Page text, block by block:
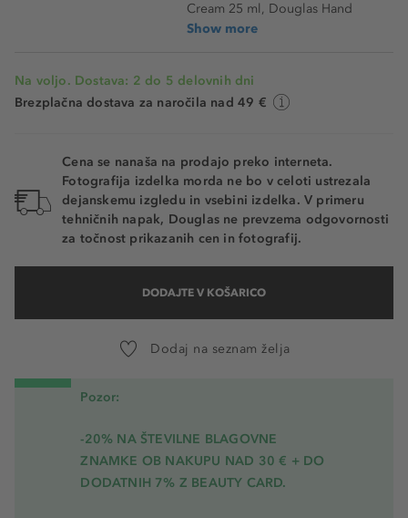
Cream 25 ml, Douglas Hand
Show more
Na voljo. Dostava: 2 do 5 delovnih dni
Brezplačna dostava za naročila nad 49 €
Cena se nanaša na prodajo preko interneta.
Fotografija izdelka morda ne bo v celoti ustrezala
dejanskemu izgledu in vsebini izdelka. V primeru
tehničnih napak, Douglas ne prevzema odgovornosti
za točnost prikazanih cen in fotografij.
DODAJTE V KOŠARICO
Dodaj na seznam želja
Pozor:
-20% NA ŠTEVILNE BLAGOVNE
ZNAMKE OB NAKUPU NAD 30 € + DO
DODATNIH 7% Z BEAUTY CARD.